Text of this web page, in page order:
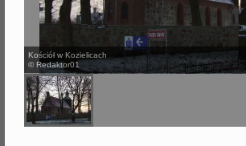
Kościół w Kozielicach
© Redaktor01